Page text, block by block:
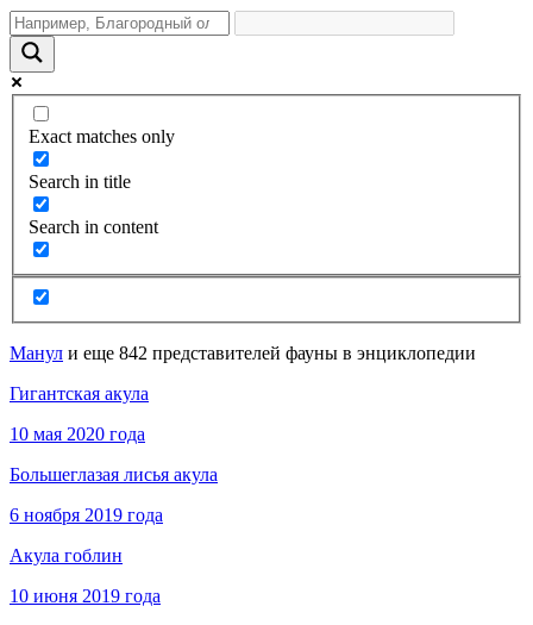
Exact matches only
Search in title
Search in content
Манул и еще 842 представителей фауны в энциклопедии
Гигантская акула
10 мая 2020 года
Большеглазая лисья акула
6 ноября 2019 года
Акула гоблин
10 июня 2019 года